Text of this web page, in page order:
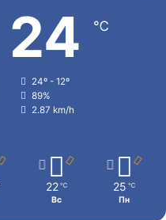
24 ℃
24º - 12º
89%
2.87 km/h
22 ℃
Вс
25 ℃
Пн